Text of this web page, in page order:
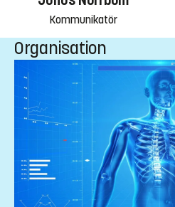
Kommunikatör
Organisation